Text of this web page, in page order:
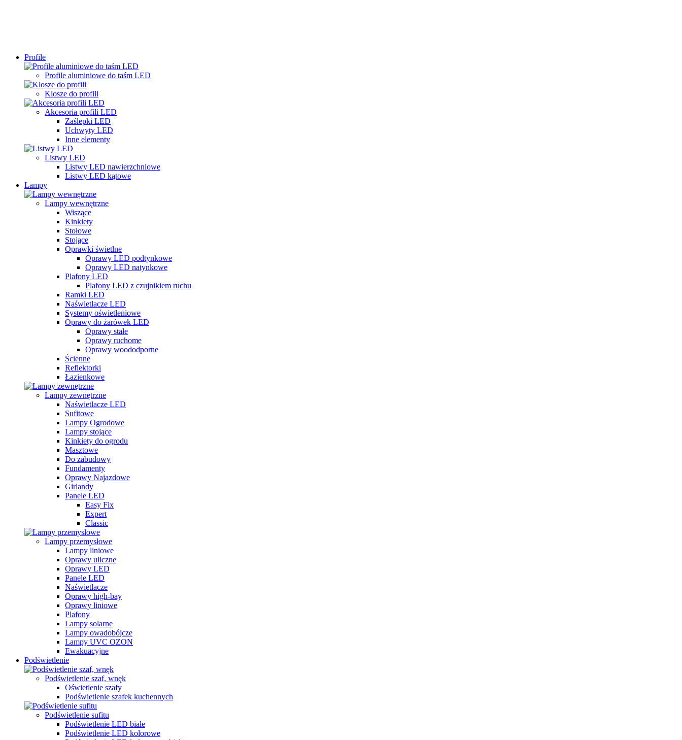
Profile
Profile aluminiowe do taśm LED
Klosze do profili
Akcesoria profili LED
Zaślepki LED
Uchwyty LED
Inne elementy
Listwy LED
Listwy LED nawierzchniowe
Listwy LED kątowe
Lampy
Lampy wewnętrzne
Wiszące
Kinkiety
Stołowe
Stojące
Oprawki świetlne
Oprawy LED podtynkowe
Oprawy LED natynkowe
Plafony LED
Plafony LED z czujnikiem ruchu
Ramki LED
Naświetlacze LED
Systemy oświetleniowe
Oprawy do żarówek LED
Oprawy stałe
Oprawy ruchome
Oprawy woododporne
Ścienne
Reflektorki
Łazienkowe
Lampy zewnętrzne
Naświetlacze LED
Sufitowe
Lampy Ogrodowe
Lampy stojące
Kinkiety do ogrodu
Masztowe
Do zabudowy
Fundamenty
Oprawy Najazdowe
Girlandy
Panele LED
Easy Fix
Expert
Classic
Lampy przemysłowe
Lampy liniowe
Oprawy uliczne
Oprawy LED
Panele LED
Naświetlacze
Oprawy high-bay
Oprawy liniowe
Plafony
Lampy solarne
Lampy owadobójcze
Lampy UVC OZON
Ewakuacyjne
Podświetlenie
Podświetlenie szaf, wnęk
Oświetlenie szafy
Podświetlenie szafek kuchennych
Podświetlenie sufitu
Podświetlenie LED białe
Podświetlenie LED kolorowe